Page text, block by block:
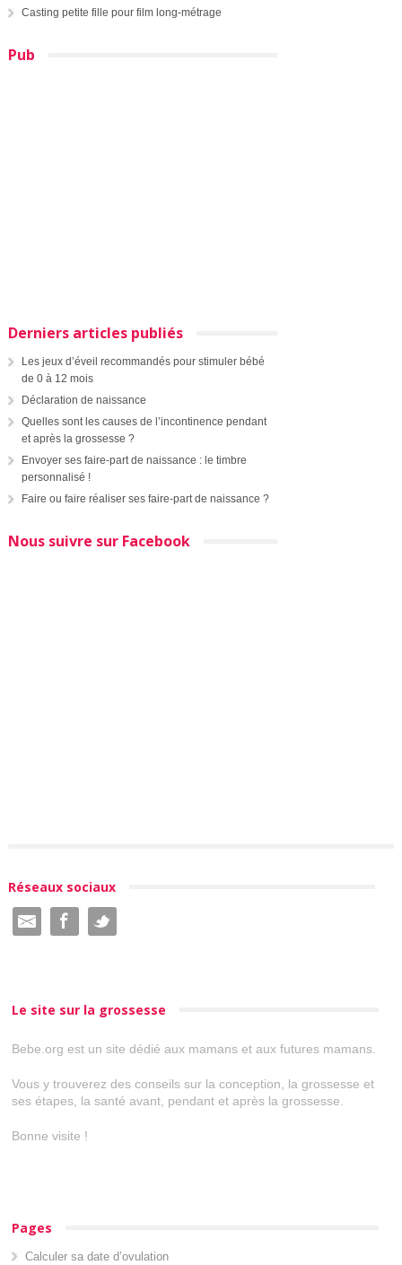
Casting petite fille pour film long-métrage
Pub
Derniers articles publiés
Les jeux d’éveil recommandés pour stimuler bébé
de 0 à 12 mois
Déclaration de naissance
Quelles sont les causes de l’incontinence pendant
et après la grossesse ?
Envoyer ses faire-part de naissance : le timbre
personnalisé !
Faire ou faire réaliser ses faire-part de naissance ?
Nous suivre sur Facebook
Réseaux sociaux
Le site sur la grossesse
Bebe.org est un site dédié aux mamans et aux futures mamans.
Vous y trouverez des conseils sur la conception, la grossesse et
ses étapes, la santé avant, pendant et après la grossesse.
Bonne visite !
Pages
Calculer sa date d’ovulation